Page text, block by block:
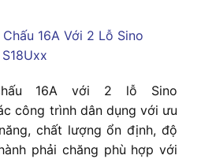
16A với 2 lỗ Sino
công trình dân dụng với ưu
chất lượng ổn định, độ
phải chăng phù hợp với